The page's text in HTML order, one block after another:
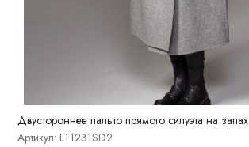
Двустороннее пальто прямого силуэта на запах
Артикул: LT1231SD2